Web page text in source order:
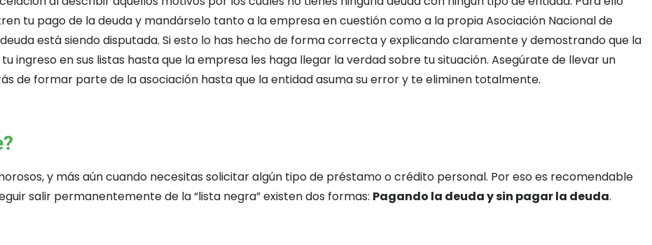
tu pago de la deuda y mandárselo tanto a la empresa en cuestión como a la propia Asociación Nacional de
está siendo disputada. Si esto lo has hecho de forma correcta y explicando claramente y demostrando que la
ingreso en sus listas hasta que la empresa les haga llegar la verdad sobre tu situación. Asegúrate de llevar un
de formar parte de la asociación hasta que la entidad asuma su error y te eliminen totalmente.
y más aún cuando necesitas solicitar algún tipo de préstamo o crédito personal. Por eso es recomendable
salir permanentemente de la “lista negra” existen dos formas: Pagando la deuda y sin pagar la deuda.